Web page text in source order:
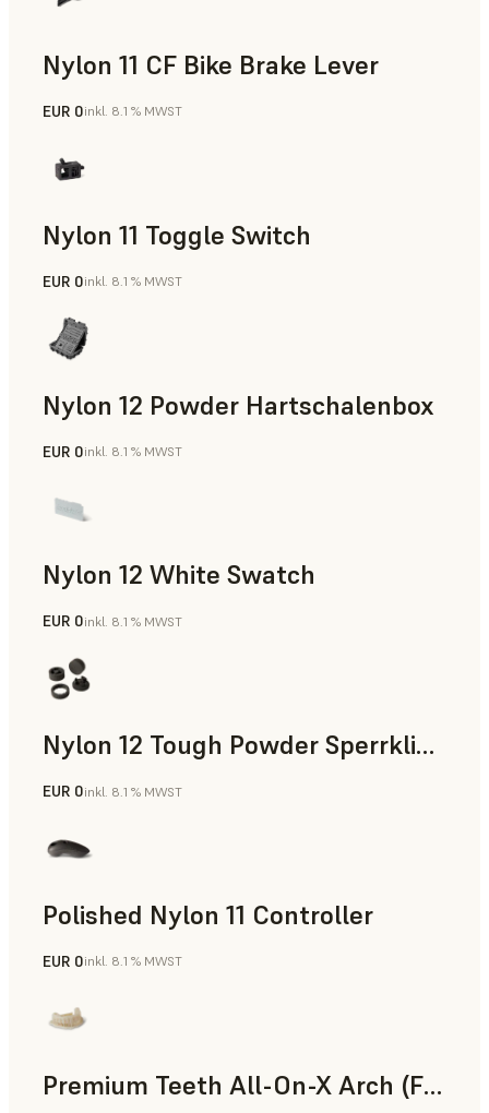
Nylon 11 CF Bike Brake Lever
SLS-Pulver
EUR 0inkl. 8.1 % MWST
Nylon 11 Toggle Switch
SLS-Pulver
EUR 0inkl. 8.1 % MWST
Nylon 12 Powder Hartschalenbox
SLS-Pulver
EUR 0inkl. 8.1 % MWST
Nylon 12 White Swatch
SLS-Pulver
EUR 0inkl. 8.1 % MWST
Nylon 12 Tough Powder Sperrklinke
SLS-Pulver
EUR 0inkl. 8.1 % MWST
Polished Nylon 11 Controller
SLS-Pulver
EUR 0inkl. 8.1 % MWST
Premium Teeth All-On-X Arch (Form 4)